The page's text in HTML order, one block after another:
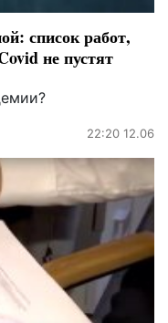
список работ,
не пустят
22:20 12.06